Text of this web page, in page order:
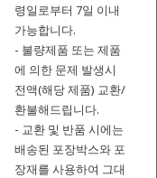
령일로부터 7일 이내
가능합니다.
- 불량제품 또는 제품
에 의한 문제 발생시
전액(해당 제품) 교환/
환불해드립니다.
- 교환 및 반품 시에는
배송된 포장박스와 포
장재를 사용하여 그대